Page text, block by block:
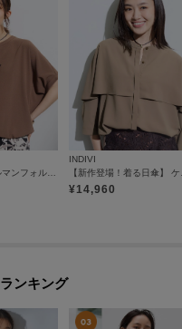
【着る日傘】ドルマンフォルムブルゾン
INDIVI
【新
¥14,960
ンキング